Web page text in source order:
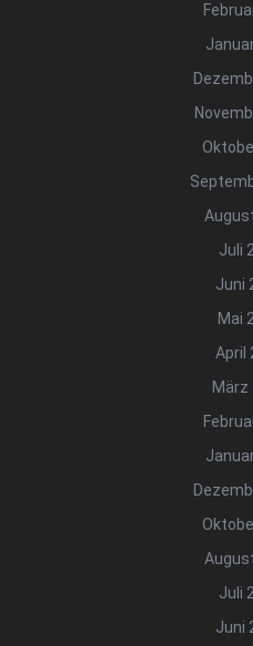
Juli
Juni
Mai
April
März
Juli
Juni